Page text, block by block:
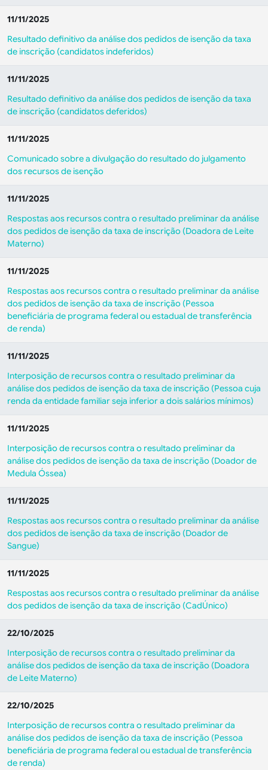
11/11/2025
Resultado definitivo da análise dos pedidos de isenção da taxa
de inscrição (candidatos indeferidos)
11/11/2025
Resultado definitivo da análise dos pedidos de isenção da taxa
de inscrição (candidatos deferidos)
11/11/2025
Comunicado sobre a divulgação do resultado do julgamento
dos recursos de isenção
11/11/2025
Respostas aos recursos contra o resultado preliminar da análise
dos pedidos de isenção da taxa de inscrição (Doadora de Leite
Materno)
11/11/2025
Respostas aos recursos contra o resultado preliminar da análise
dos pedidos de isenção da taxa de inscrição (Pessoa
beneficiária de programa federal ou estadual de transferência
de renda)
11/11/2025
Interposição de recursos contra o resultado preliminar da
análise dos pedidos de isenção da taxa de inscrição (Pessoa cuja
renda da entidade familiar seja inferior a dois salários mínimos)
11/11/2025
Interposição de recursos contra o resultado preliminar da
análise dos pedidos de isenção da taxa de inscrição (Doador de
Medula Óssea)
11/11/2025
Respostas aos recursos contra o resultado preliminar da análise
dos pedidos de isenção da taxa de inscrição (Doador de
Sangue)
11/11/2025
Respostas aos recursos contra o resultado preliminar da análise
dos pedidos de isenção da taxa de inscrição (CadÚnico)
22/10/2025
Interposição de recursos contra o resultado preliminar da
análise dos pedidos de isenção da taxa de inscrição (Doadora
de Leite Materno)
22/10/2025
Interposição de recursos contra o resultado preliminar da
análise dos pedidos de isenção da taxa de inscrição (Pessoa
beneficiária de programa federal ou estadual de transferência
de renda)